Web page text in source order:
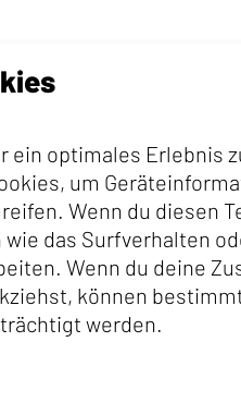
sgv. Zuvor
Frühere berufliche
wo er sich mit finanz-,
befasste.
an der Universität St.
mehrerer Jahre
ein optimales Erlebnis
um
Wenn du diesen
wie das Surfverhalten
Wenn du deine
können
werden.